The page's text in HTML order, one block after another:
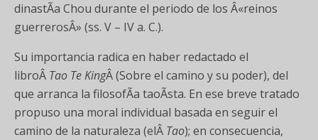
dinastÃ­a Chou durante el periodo de los Â«reinos
guerrerosÂ» (ss. V – IV a. C.).
Su importancia radica en haber redactado el
libroÂ Tao Te KingÂ (Sobre el camino y su poder), del
que arranca la filosofÃ­a taoÃ­sta. En ese breve tratado
propuso una moral individual basada en seguir el
camino de la naturaleza (elÂ Tao); en consecuencia,